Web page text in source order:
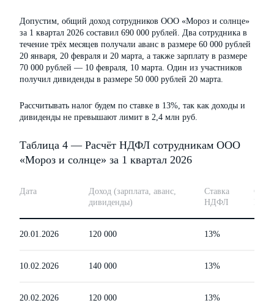
Допустим, общий доход сотрудников ООО «Мороз и солнце»
за 1 квартал 2026 составил 690 000 рублей. Два сотрудника в
течение трёх месяцев получали аванс в размере 60 000 рублей
20 января, 20 февраля и 20 марта, а также зарплату в размере
70 000 рублей — 10 февраля, 10 марта. Один из участников
получил дивиденды в размере 50 000 рублей 20 марта.
Рассчитывать налог будем по ставке в 13%, так как доходы и
дивиденды не превышают лимит в 2,4 млн руб.
Таблица 4 — Расчёт НДФЛ сотрудникам ООО
«Мороз и солнце» за 1 квартал 2026
Дата
Доход (зарплата, аванс,
дивиденды)
Ставка
НДФЛ
20.01.2026 120 000 13%
10.02.2026 140 000 13%
20.02.2026 120 000 13%